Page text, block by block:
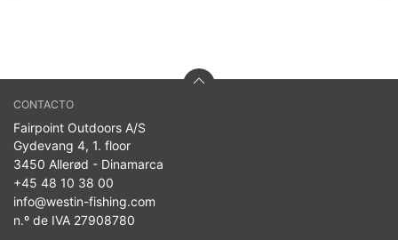
CONTACTO
Fairpoint Outdoors A/S
Gydevang 4, 1. floor
3450 Allerød - Dinamarca
+45 48 10 38 00
info@westin-fishing.com
n.º de IVA 27908780